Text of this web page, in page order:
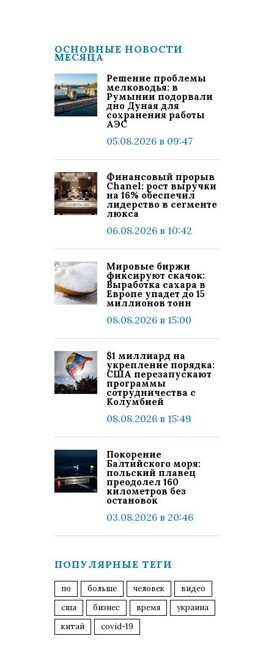
ОСНОВНЫЕ НОВОСТИ
МЕСЯЦА
Решение проблемы
мелководья: в
Румынии подорвали
дно Дуная для
сохранения работы
АЭС
05.08.2026 в 09:47
Финансовый прорыв
Chanel: рост выручки
на 16% обеспечил
лидерство в сегменте
люкса
06.08.2026 в 10:42
Мировые биржи
фиксируют скачок:
Выработка сахара в
Европе упадет до 15
миллионов тонн
08.08.2026 в 15:00
$1 миллиард на
укрепление порядка:
США перезапускают
программы
сотрудничества с
Колумбией
08.08.2026 в 15:49
Покорение
Балтийского моря:
польский плавец
преодолел 160
километров без
остановок
03.08.2026 в 20:46
ПОПУЛЯРНЫЕ ТЕГИ
по больше человек
видео
сша
бизнес время
украина
китай
covid-19